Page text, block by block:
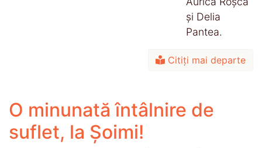
și Delia
Pantea.
Citiți mai departe
O minunată întâlnire de
suflet, la Șoimi!